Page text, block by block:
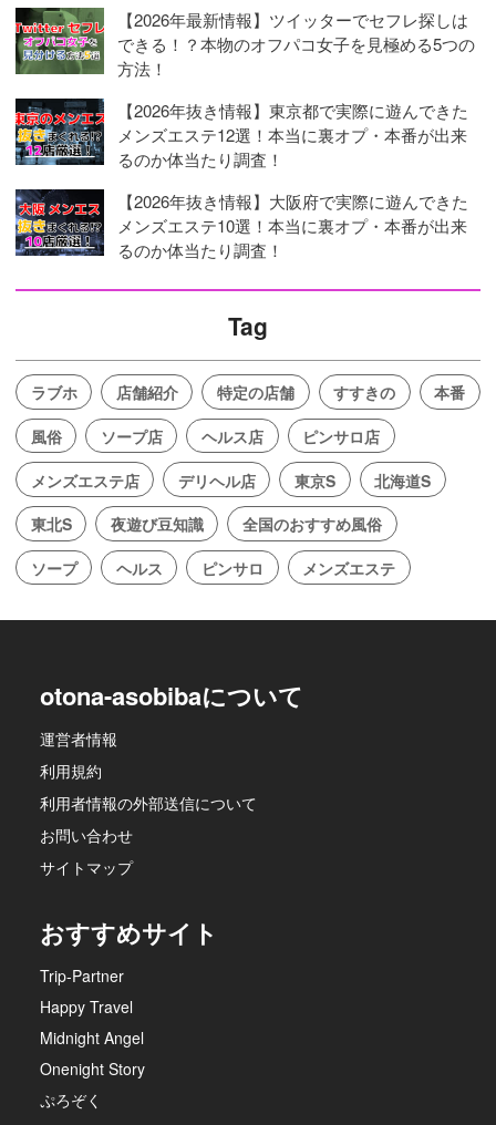
【2026年最新情報】ツイッターでセフレ探しは
できる！？本物のオフパコ女子を見極める5つの
方法！
【2026年抜き情報】東京都で実際に遊んできた
メンズエステ12選！本当に裏オプ・本番が出来
るのか体当たり調査！
【2026年抜き情報】大阪府で実際に遊んできた
メンズエステ10選！本当に裏オプ・本番が出来
るのか体当たり調査！
Tag
ラブホ 店舗紹介 特定の店舗 すすきの
本番
風俗
ソープ店 ヘルス店
ピンサロ店
メンズエステ店
デリヘル店 東京S
北海道S
東北S
夜遊び豆知識
全国のおすすめ風俗
ソープ
ヘルス ピンサロ メンズエステ
otona-asobibaについて
運営者情報
利用規約
利用者情報の外部送信について
お問い合わせ
サイトマップ
おすすめサイト
Trip-Partner
Happy Travel
Midnight Angel
Onenight Story
ぷろぞく